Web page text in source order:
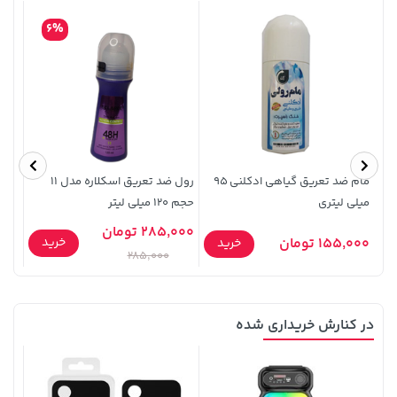
2,800,000
مام ضد تعریق گیاهی ادکلنی 95
میلی لیتری
155,000 تومان خرید
رول ضد تعریق اسکلاره مدل ۱۱
حجم ۱۲۰ میلی لیتر
6%
285,000 تومان
285,000
خرید
در کنارش خریداری شده